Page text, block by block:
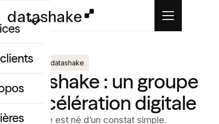
créatif IA
Le groupe datashake
datashake : un groupe
d’accélération digitale
datashake est né d’un constat simple.